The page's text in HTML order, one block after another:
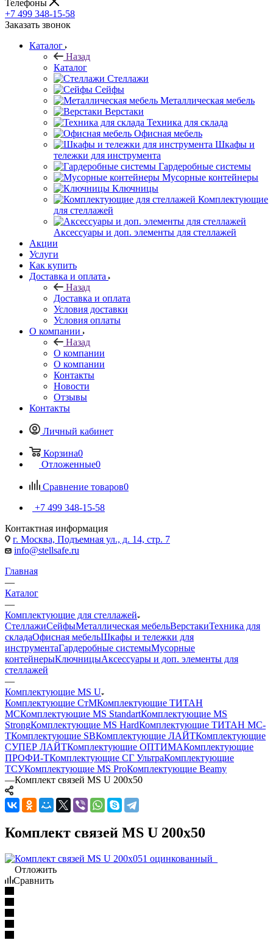
Телефоны
+7 499 348-15-58
Заказать звонок
Каталог
Назад
Каталог
Стеллажи
Сейфы
Металлическая мебель
Верстаки
Техника для склада
Офисная мебель
Шкафы и
тележки для инструмента
Гардеробные системы
Мусорные контейнеры
Ключницы
Комплектующие
для стеллажей
Аксессуары и доп. элементы для стеллажей
Акции
Услуги
Как купить
Доставка и оплата
Назад
Доставка и оплата
Условия доставки
Условия оплаты
О компании
Назад
О компании
О компании
Контакты
Новости
Отзывы
Контакты
Личный кабинет
Корзина0
Отложенные0
Сравнение товаров0
+7 499 348-15-58
Контактная информация
г. Москва, Подъемная ул., д. 14, стр. 7
info@stellsafe.ru
Главная
—
Каталог
—
Комплектующие для стеллажей
СтеллажиСейфыМеталлическая мебельВерстакиТехника для
складаОфисная мебельШкафы и тележки для
инструментаГардеробные системыМусорные
контейнерыКлючницыАксессуары и доп. элементы для
стеллажей
—
Комплектующие MS U
Комплектующие СтМКомплектующие ТИТАН
МСКомплектующие MS StandartКомплектующие MS
StrongКомплектующие MS HardКомплектующие ТИТАН МС-
ТКомплектующие SBКомплектующие ЛАЙТКомплектующие
СУПЕР ЛАЙТКомплектующие ОПТИМАКомплектующие
ПРОФИ-ТКомплектующие СГ УльтраКомплектующие
ТСУКомплектующие MS ProКомплектующие Beamy
—Комплект связей MS U 200x50
Комплект связей MS U 200x50
Отложить
Сравнить